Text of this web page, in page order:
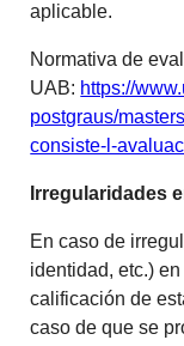
aplicable.
Normativa de
UAB: https://
postgraus/
consiste-l-
Irregularidades
En caso de
identidad, etc.)
calificación de
caso de que se